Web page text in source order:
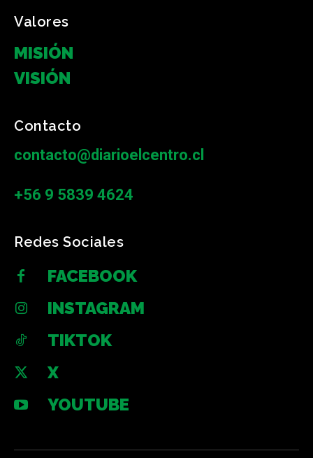
Valores
MISIÓN
VISIÓN
Contacto
contacto@diarioelcentro.cl
+56 9 5839 4624
Redes Sociales
FACEBOOK
INSTAGRAM
TIKTOK
X
YOUTUBE